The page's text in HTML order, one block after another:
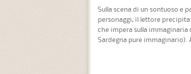
Sulla scena di un sontuoso e
personaggi, il lettore
che impera sulla
Sardegna pure immaginario).